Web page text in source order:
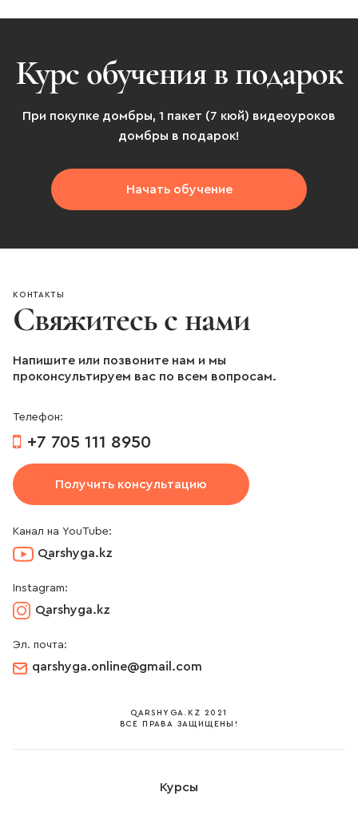
Курс обучения в подарок
При покупке домбры, 1 пакет (7 кюй) видеоуроков
домбры в подарок!
Начать обучение
КОНТАКТЫ
Свяжитесь с нами
Напишите или позвоните нам и мы
проконсультируем вас по всем вопросам.
Телефон:
+7 705 111 8950
Получить консультацию
Канал на YouTube:
Qarshyga.kz
Instagram:
Qarshyga.kz
Эл. почта:
qarshyga.online@gmail.соm
QARSHYGA.KZ 2021
ВСЕ ПРАВА ЗАЩИЩЕНЫ!
Курсы